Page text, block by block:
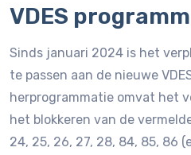
VDES
Sinds januari 2024 is het
te passen aan de nieuwe
herprogrammatie omvat het
het blokkeren van de
24, 25, 26, 27, 28, 84, 85, 86